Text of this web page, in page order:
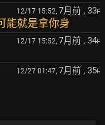
12/17 15:52, 7月前 , 33F
能就是拿你身
12/17 15:52, 7月前 , 34F
12/27 01:47, 7月前 , 35F